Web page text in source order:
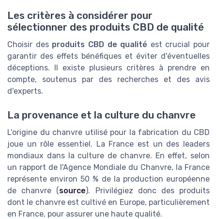
Les critères à considérer pour
sélectionner des produits CBD de qualité
Choisir des produits CBD de qualité est crucial pour
garantir des effets bénéfiques et éviter d'éventuelles
déceptions. Il existe plusieurs critères à prendre en
compte, soutenus par des recherches et des avis
d'experts.
La provenance et la culture du chanvre
L'origine du chanvre utilisé pour la fabrication du CBD
joue un rôle essentiel. La France est un des leaders
mondiaux dans la culture de chanvre. En effet, selon
un rapport de l'Agence Mondiale du Chanvre, la France
représente environ 50 % de la production européenne
de chanvre (source). Privilégiez donc des produits
dont le chanvre est cultivé en Europe, particulièrement
en France, pour assurer une haute qualité.